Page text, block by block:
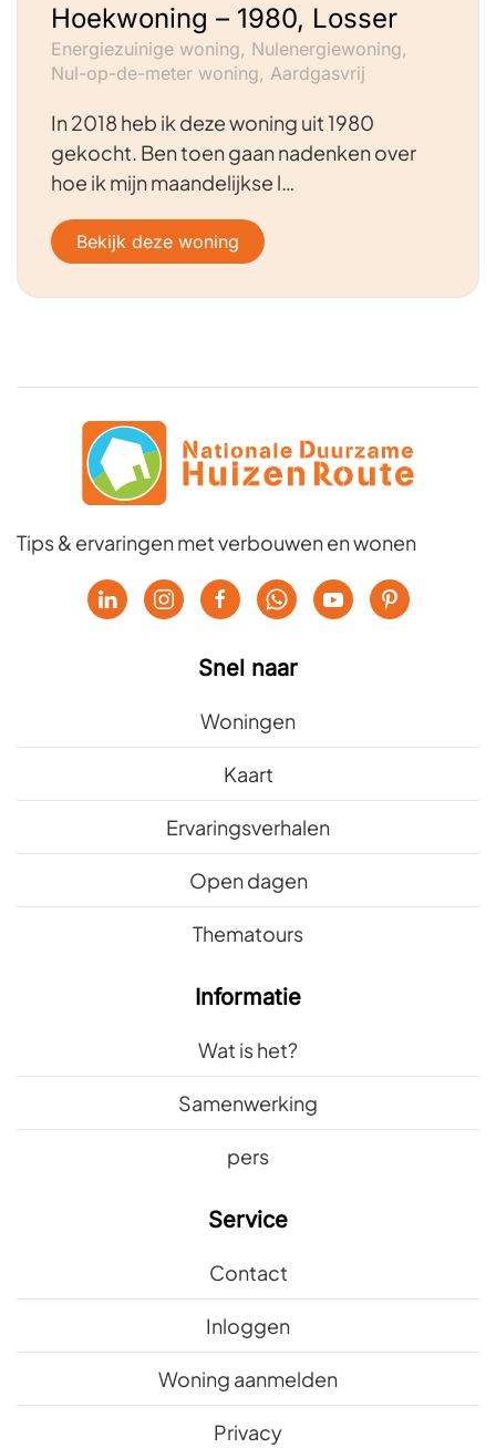
Hoekwoning – 1980, Losser
Energiezuinige woning, Nulenergiewoning,
Nul-op-de-meter woning, Aardgasvrij
In 2018 heb ik deze woning uit 1980
gekocht. Ben toen gaan nadenken over
hoe ik mijn maandelijkse l…
Bekijk deze woning
Tips & ervaringen met verbouwen en wonen
Snel naar
Woningen
Kaart
Ervaringsverhalen
Open dagen
Thematours
Informatie
Wat is het?
Samenwerking
pers
Service
Contact
Inloggen
Woning aanmelden
Privacy